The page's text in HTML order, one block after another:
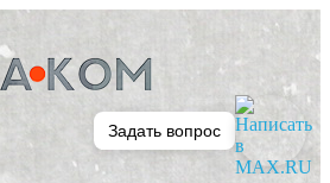
Задать вопрос